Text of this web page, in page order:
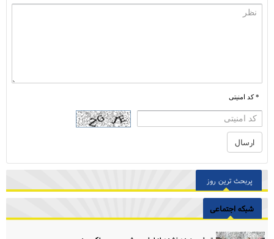
* کد امنیتی
پربحث ترین روز
شبکه اجتماعی